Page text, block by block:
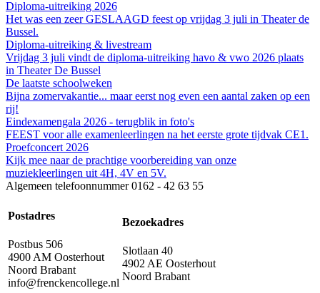
Diploma-uitreiking 2026
Het was een zeer GESLAAGD feest op vrijdag 3 juli in Theater de
Bussel.
Diploma-uitreiking & livestream
Vrijdag 3 juli vindt de diploma-uitreiking havo & vwo 2026 plaats
in Theater De Bussel
De laatste schoolweken
Bijna zomervakantie... maar eerst nog even een aantal zaken op een
rij!
Eindexamengala 2026 - terugblik in foto's
FEEST voor alle examenleerlingen na het eerste grote tijdvak CE1.
Proefconcert 2026
Kijk mee naar de prachtige voorbereiding van onze
muziekleerlingen uit 4H, 4V en 5V.
Algemeen telefoonnummer0162 - 42 63 55
Postadres
Postbus 506
4900 AM Oosterhout
Noord Brabant
info@frenckencollege.nl
Bezoekadres
Slotlaan 40
4902 AE Oosterhout
Noord Brabant